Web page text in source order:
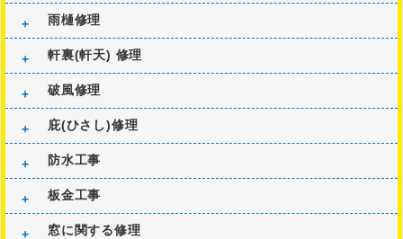
雨樋修理
軒裏(軒天) 修理
破風修理
庇(ひさし)修理
防水工事
板金工事
窓に関する修理